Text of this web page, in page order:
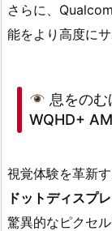
さらに、
能をより高度にサ
息をのむ
WQHD+
視覚体験を革新
ドットディスプ
驚異的なピクセ